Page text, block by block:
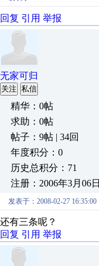
回复 引用 举报
无家可归
关注 私信
精华：0帖
求助：0帖
帖子：9帖 | 34回
年度积分：0
历史总积分：71
注册：2006年3月06日
发表于：2008-02-27 16:35:00
还有三条呢？
回复 引用 举报